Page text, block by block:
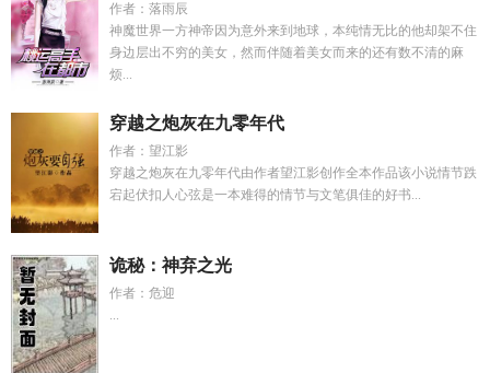
作者：落雨辰
神魔世界一方神帝因为意外来到地球，本纯情无比的他却架不住
身边层出不穷的美女，然而伴随着美女而来的还有数不清的麻
烦...
穿越之炮灰在九零年代
作者：望江影
穿越之炮灰在九零年代由作者望江影创作全本作品该小说情节跌
宕起伏扣人心弦是一本难得的情节与文笔俱佳的好书...
诡秘：神弃之光
作者：危迎
...